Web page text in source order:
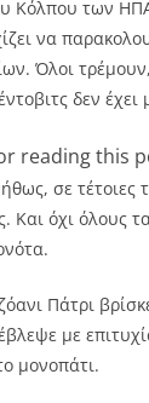
Κόλπου των
να
Όλοι
δεν
reading this
σε τέτοιες
Και όχι όλους
Πάτρι
με
μονοπάτι.